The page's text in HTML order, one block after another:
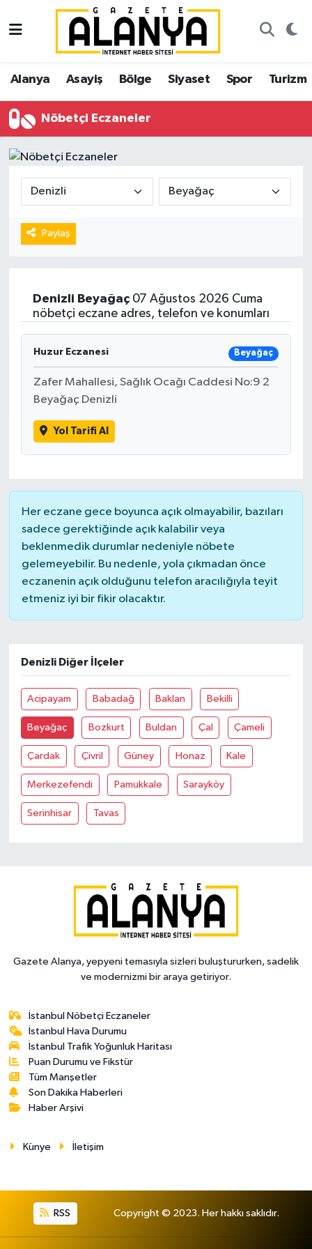
Alanya Asayiş Bölge Siyaset Spor Turizm
Nöbetçi Eczaneler
Paylaş
Denizli Beyağaç07 Ağustos 2026 Cuma
nöbetçi eczane adres, telefon ve konumları
Huzur Eczanesi Beyağaç
Zafer Mahallesi, Sağlık Ocağı Caddesi No:9 2
Beyağaç Denizli
Yol Tarifi Al
Her eczane gece boyunca açık olmayabilir, bazıları
sadece gerektiğinde açık kalabilir veya
beklenmedik durumlar nedeniyle nöbete
gelemeyebilir. Bu nedenle, yola çıkmadan önce
eczanenin açık olduğunu telefon aracılığıyla teyit
etmeniz iyi bir fikir olacaktır.
Denizli Diğer İlçeler
Acipayam Babadağ Baklan Bekilli
Beyağaç Bozkurt Buldan Çal Çameli
Çardak Çivril Güney Honaz Kale
Merkezefendi Pamukkale Sarayköy
Serinhisar Tavas
Gazete Alanya, yepyeni temasıyla sizleri buluştururken, sadelik
ve modernizmi bir araya getiriyor.
İstanbul Nöbetçi Eczaneler
İstanbul Hava Durumu
İstanbul Trafik Yoğunluk Haritası
Puan Durumu ve Fikstür
Tüm Manşetler
Son Dakika Haberleri
Haber Arşivi
Künye İletişim
RSS Copyright © 2023. Her hakkı saklıdır.
Alanya
Asayiş
Bölge
Siyaset
Spor
Turizm
Gazipaşa
İstanbul Nöbetçi Eczaneler
İstanbul Hava Durumu
İstanbul Trafik Yoğunluk Haritası
Süper Lig Puan Durumu ve Fikstür
Tüm Manşetler
Son Dakika Haberleri